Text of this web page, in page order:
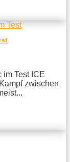
im Test ICE
zwischen